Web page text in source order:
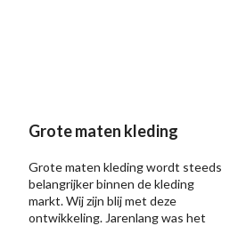
Grote maten kleding
Grote maten kleding wordt steeds
belangrijker binnen de kleding
markt. Wij zijn blij met deze
ontwikkeling. Jarenlang was het